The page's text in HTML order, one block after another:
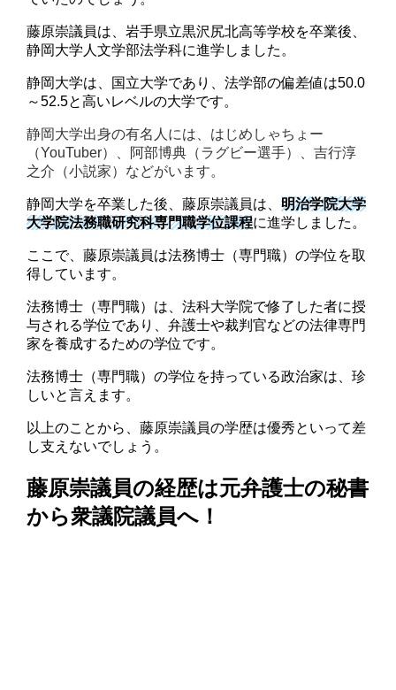
藤原崇議員は、岩手県立黒沢尻北高等学校を卒業後、
静岡大学人文学部法学科に進学しました。
静岡大学は、国立大学であり、法学部の偏差値は50.0
～52.5と高いレベルの大学です。
静岡大学出身の有名人には、はじめしゃちょー
（YouTuber）、阿部博典（ラグビー選手）、吉行淳
之介（小説家）などがいます。
静岡大学を卒業した後、藤原崇議員は、明治学院大学
大学院法務職研究科専門職学位課程に進学しました。
ここで、藤原崇議員は法務博士（専門職）の学位を取
得しています。
法務博士（専門職）は、法科大学院で修了した者に授
与される学位であり、弁護士や裁判官などの法律専門
家を養成するための学位です。
法務博士（専門職）の学位を持っている政治家は、珍
しいと言えます。
以上のことから、藤原崇議員の学歴は優秀といって差
し支えないでしょう。
藤原崇議員の経歴は元弁護士の秘書
から衆議院議員へ！